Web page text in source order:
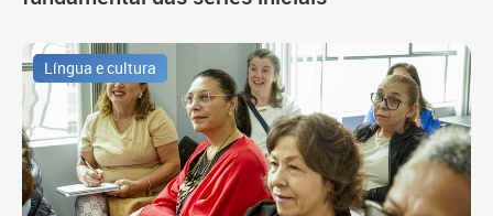
Língua e cultura